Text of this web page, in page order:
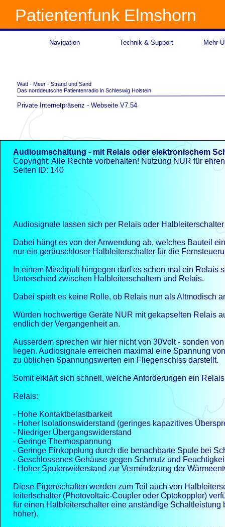
Navigation Technik & Support Mehr
Watt - Meer - Strand und Sand
Das norddeutsche Patientenradio in Schleswig Holstein
Patientenfunk Elmshorn
Private Internetpräsenz - Webseite V7.54
Audioumschaltung - mit Relais oder elektronischem
Copyright: Alle Rechte vorbehalten! Nutzung NUR für
Seiten ID: 140
Audiosignale lassen sich per Relais oder
Dabei hängt es von der Anwendung ab, welches Bauteil
nur ein geräuschloser Halbleiterschalter für die
In einem Mischpult hingegen darf es schon mal ein
Unterschied zwischen Halbleiterschaltern und Relais.
Dabei spielt es keine Rolle, ob Relais nun als Altmodisch
Würden hochwertige Geräte NUR mit gekapselten Relais
endlich der Vergangenheit an.
Ausserdem sprechen wir hier nicht von 30Volt - sonden
liegen. Audiosignale erreichen maximal eine Spannung
zu üblichen Spannungswerten ein Fliegenschiss darstellt.
Somit erklärt sich schnell, welche Anforderungen ein
Relais:
- Hohe Kontaktbelastbarkeit
- Hoher Isolationswiderstand (geringes kapazitives
- Niedriger Übergangswiderstand
- Geringe Thermospannung
- Geringe Einkopplung durch die benachbarte Spule bei
- Geschlossenes Gehäuse gegen Schmutz und
- Hoher Spulenwiderstand zur Verminderung der
Diese Eigenschaften werden zum Teil auch von
leiterlschalter (Photovoltaic-Coupler oder Optokoppler)
für einen Halbleiterschalter eine anständige Schaltleistung
höher).